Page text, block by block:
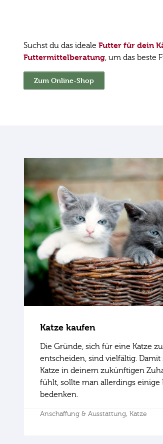
Suchst du das ideale Futter für dein
Futtermittelberatung , um das beste
Zum Online-Shop
Katze kaufen
Die Gründe, sich für eine Katze zu
entscheiden, sind vielfältig. Damit
Katze in deinem zukünftigen
fühlt, sollte man allerdings einige
bedenken.
Anschaffung & Ausstattung, Katze